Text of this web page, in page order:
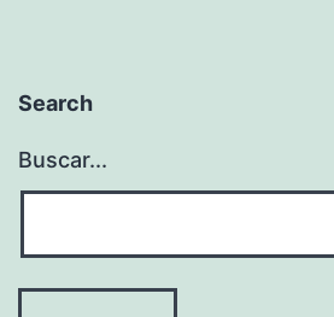
Search
Buscar...